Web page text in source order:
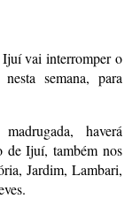
vai interromper o
semana, para
haverá
de Ijuí, também nos
Jardim, Lambari,